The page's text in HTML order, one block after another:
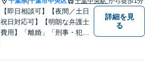
間面談可】
【即日相談可】【夜間／土日
祝日対応可】【明朗な弁護士
費用】「離婚」「刑事・犯罪
詳細を見
る